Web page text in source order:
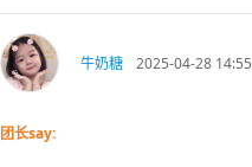
牛奶糖 2025-04-28 14:55
团长say: